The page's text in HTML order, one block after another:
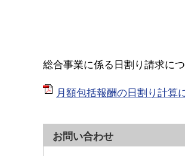
総合事業に係る日割り請求に
月額包括報酬の日割り計
お問い合わせ